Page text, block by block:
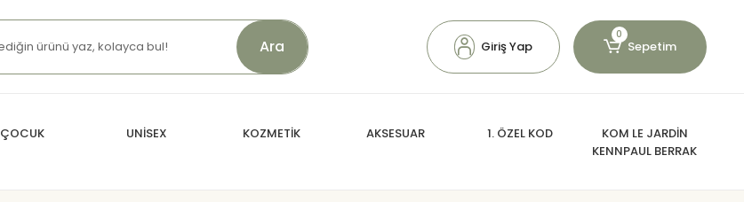
Ara Giriş Yap
0
Sepetim
ÇOCUK UNİSEX KOZMETİK AKSESUAR 1. ÖZEL KOD
KOM LE JARDİN
KENNPAUL BERRAK